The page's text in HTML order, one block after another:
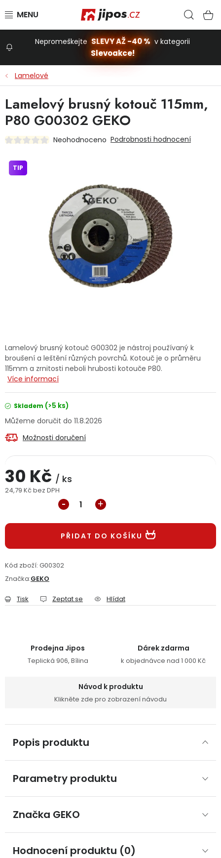
Stavba a dům
Domácnost
Dětská hřiště
Autodoplňky
Fotovoltaika
Výprodej
Značky
Jaký je aktuální stav mé objednávky?
Velkoobchodní spolupráce (B2B)
Hodnocení obchodu
Váš zákaznický účet
Nepromeškejte SLEVY AŽ -40 % v kategorii
Slevoakce!
Lamelové
Lamelový brusný kotouč G00302 je nástroj používaný k
broušení a leštění různých povrchů. Kotouč je o průměru
115mm a zrnitosti neboli hrubosti kotouče P80.
Více informací
Skladem (>5 ks)
11.8.2026
Možnosti doručení
30 Kč / ks
24,79 Kč bez DPH
PŘIDAT DO KOŠÍKU
Kód zboží: G00302
Značka:GEKO
Tisk Zeptat se Hlídat
Lamelový brusný kotouč 115mm,
P80 G00302 GEKO
Neohodnoceno Podrobnosti hodnocení
TIP
Prodejna Jipos
Teplická 906, Bílina
Dárek zdarma
k objednávce nad 1 000 Kč
Návod k produktu
Klikněte zde pro zobrazení návodu
Popis produktu
Parametry produktu
Značka GEKO
Hodnocení produktu (0)